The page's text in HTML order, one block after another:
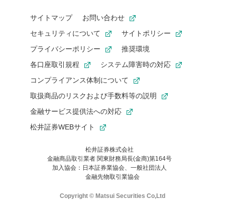
サイトマップ
お問い合わせ
セキュリティについて
サイトポリシー
プライバシーポリシー
推奨環境
各口座取引規程
システム障害時の対応
コンプライアンス体制について
取扱商品のリスクおよび手数料等の説明
金融サービス提供法への対応
松井証券WEBサイト
松井証券株式会社
金融商品取引業者 関東財務局長(金商)第164号
加入協会：日本証券業協会、一般社団法人
金融先物取引業協会
Copyright © Matsui Securities Co,Ltd
お気に入り機能は松井証券の会員限定の機能です。
お気に入り登録いただくと、後からいつでもお気に入りのコンテ
ンツを一覧でご確認いただけます。
ご利用いただくには口座開設が必要です。